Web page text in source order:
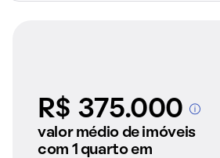
R$ 375.000
A partir dos
anunciados
valor médio de imóveis
com 1 quarto em